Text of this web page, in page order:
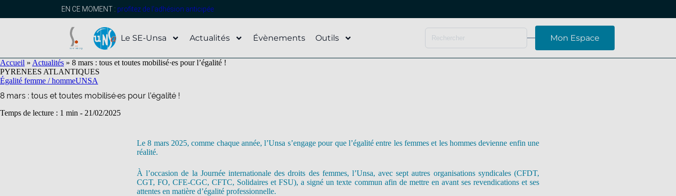
EN CE MOMENT : profitez de l’adhésion anticipée
Le SE-Unsa Actualités Évènements Outils Mon Espace
Accueil » Actualités » 8 mars : tous et toutes mobilisé·es pour l’égalité !
PYRENEES ATLANTIQUES
Égalité femme / hommeUNSA
8 mars : tous et toutes mobilisé·es pour l’égalité !
Temps de lecture : 1 min - 21/02/2025
Le 8 mars 2025, comme chaque année, l’Unsa s’engage pour que l’égalité entre les femmes et les hommes devienne enfin une
réalité.
À l’occasion de la Journée internationale des droits des femmes, l’Unsa, avec sept autres organisations syndicales (CFDT,
CGT, FO, CFE-CGC, CFTC, Solidaires et FSU), a signé un texte commun afin de mettre en avant ses revendications et ses
attentes en matière d’égalité professionnelle.